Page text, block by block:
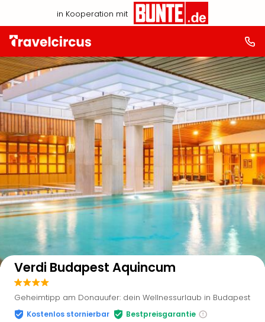
in Kooperation mit
Auf der Karte anzeigen
Verdi Budapest Aquincum
Geheimtipp am Donauufer: dein Wellnessurlaub in Budapest
Kostenlos stornierbar Bestpreisgarantie